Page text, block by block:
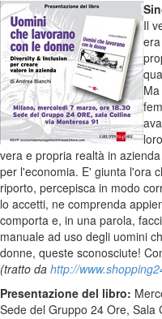
Il
vera e propria realtà in
per l'economia. E' giunta l'ora
riporto, percepisca in modo
lo accetti, ne comprenda
comporta e, in una parola,
manuale ad uso degli uomini
donne, queste sconosciute!
(tratto da http://
Presentazione del libro:
Sede del Gruppo 24 Ore, Sala